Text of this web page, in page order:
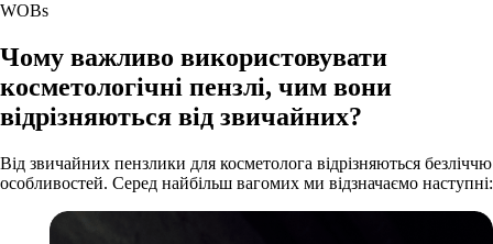
WOBs
Чому важливо використовувати
косметологічні пензлі, чим вони
відрізняються від звичайних?
Від звичайних пензлики для косметолога відрізняються безліччю
особливостей. Серед найбільш вагомих ми відзначаємо наступні: